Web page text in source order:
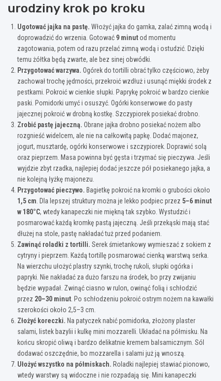
urodziny krok po kroku
Ugotować jajka na pastę. Włożyć jajka do garnka, zalać zimną wodą i
doprowadzić do wrzenia. Gotować 9 minutod momentu
zagotowania, potem od razu przelać zimną wodą i ostudzić. Dzięki
temu żółtka będą zwarte, ale bez sinej obwódki.
Przygotować warzywa. Ogórek do tortilli obrać tylko częściowo, żeby
zachował trochę jędrności, przekroić wzdłuż i usunąć miękki środek z
pestkami. Pokroić w cienkie słupki. Paprykę pokroić w bardzo cienkie
paski. Pomidorki umyć i osuszyć. Ogórki konserwowe do pasty
jajecznej pokroić w drobną kostkę. Szczypiorek posiekać drobno.
Zrobić pastę jajeczną. Obrane jajka drobno posiekać nożem albo
rozgnieść widelcem, ale nie na całkowitą papkę. Dodać majonez,
jogurt, musztardę, ogórki konserwowe i szczypiorek. Doprawić solą
oraz pieprzem. Masa powinna być gęsta i trzymać się pieczywa. Jeśli
wyjdzie zbyt rzadka, najlepiej dodać jeszcze pół posiekanego jajka, a
nie kolejną łyżkę majonezu.
Przygotować pieczywo. Bagietkę pokroić na kromki o grubości około
1,5 cm . Dla lepszej struktury można je lekko podpiec przez 5–6 minut
w 180°C, wtedy kanapeczki nie miękną tak szybko. Wystudzić i
posmarować każdą kromkę pastą jajeczną. Jeśli przekąski mają stać
dłużej na stole, pastę nakładać tuż przed podaniem.
Zawinąć roladki z tortilli. Serek śmietankowy wymieszać z sokiem z
cytryny i pieprzem. Każdą tortillę posmarować cienką warstwą serka.
Na wierzchu ułożyć plastry szynki, trochę rukoli, słupki ogórka i
papryki. Nie nakładać za dużo farszu na środek, bo przy zwijaniu
będzie wypadał. Zwinąć ciasno w rulon, owinąć folią i schłodzić
przez 20–30 minut . Po schłodzeniu pokroić ostrym nożem na kawałki
szerokości około 2,5–3 cm.
Złożyć koreczki. Na patyczek nabić pomidorka, złożony plaster
salami, listek bazylii i kulkę mini mozzarelli. Układać na półmisku. Na
końcu skropić oliwą i bardzo delikatnie kremem balsamicznym. Sól
dodawać oszczędnie, bo mozzarella i salami już ją wnoszą.
Ułożyć wszystko na półmiskach. Roladki najlepiej stawiać pionowo,
wtedy warstwy są widoczne i nie rozpadają się. Mini kanapeczki